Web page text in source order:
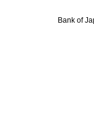
Bank of